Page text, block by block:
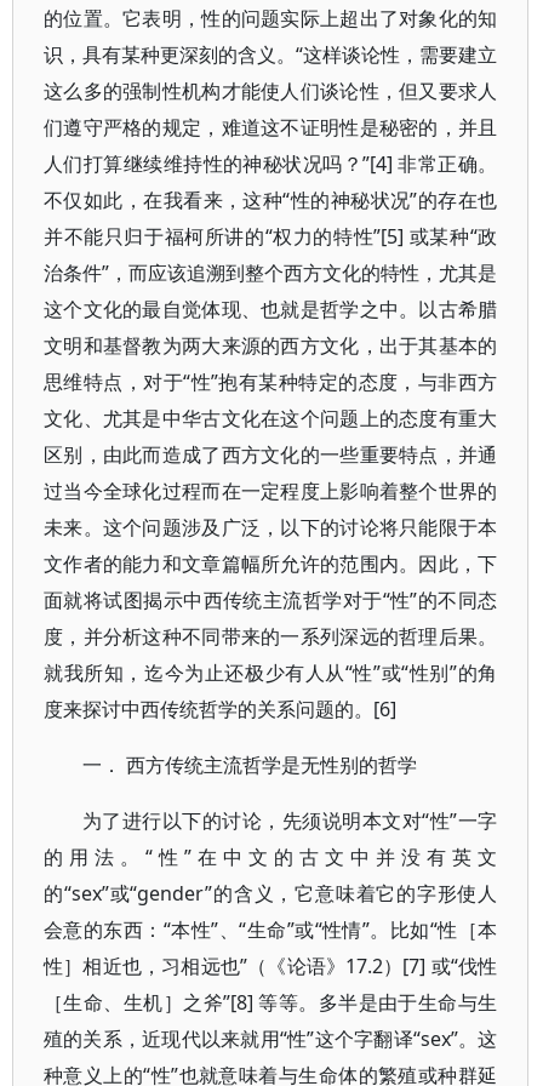
的位置。它表明，性的问题实际上超出了对象化的知
识，具有某种更深刻的含义。“这样谈论性，需要建立
这么多的强制性机构才能使人们谈论性，但又要求人
们遵守严格的规定，难道这不证明性是秘密的，并且
人们打算继续维持性的神秘状况吗？”[4] 非常正确。
不仅如此，在我看来，这种“性的神秘状况”的存在也
并不能只归于福柯所讲的“权力的特性”[5] 或某种“政
治条件”，而应该追溯到整个西方文化的特性，尤其是
这个文化的最自觉体现、也就是哲学之中。以古希腊
文明和基督教为两大来源的西方文化，出于其基本的
思维特点，对于“性”抱有某种特定的态度，与非西方
文化、尤其是中华古文化在这个问题上的态度有重大
区别，由此而造成了西方文化的一些重要特点，并通
过当今全球化过程而在一定程度上影响着整个世界的
未来。这个问题涉及广泛，以下的讨论将只能限于本
文作者的能力和文章篇幅所允许的范围内。因此，下
面就将试图揭示中西传统主流哲学对于“性”的不同态
度，并分析这种不同带来的一系列深远的哲理后果。
就我所知，迄今为止还极少有人从“性”或“性别”的角
度来探讨中西传统哲学的关系问题的。[6]
一． 西方传统主流哲学是无性别的哲学
为了进行以下的讨论，先须说明本文对“性”一字
的用法。“性”在中文的古文中并没有英文
的“sex”或“gender”的含义，它意味着它的字形使人
会意的东西：“本性”、“生命”或“性情”。比如“性［本
性］相近也，习相远也”（《论语》17.2）[7] 或“伐性
［生命、生机］之斧”[8] 等等。多半是由于生命与生
殖的关系，近现代以来就用“性”这个字翻译“sex”。这
种意义上的“性”也就意味着与生命体的繁殖或种群延